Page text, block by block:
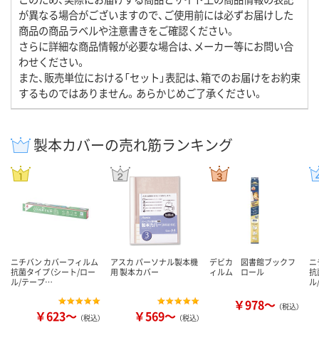
が異なる場合がございますので、ご使用前には必ずお届けした
商品の商品ラベルや注意書きをご確認ください。
さらに詳細な商品情報が必要な場合は、メーカー等にお問い合
わせください。
また、販売単位における「セット」表記は、箱でのお届けをお約束
するものではありません。あらかじめご了承ください。
製本カバーの売れ筋ランキング
ニチバン カバーフィルム
抗菌タイプ（シート/ロー
ル/テープ…
￥623～ （税込）
アスカ パーソナル製本機
用 製本カバー
￥569～ （税込）
デビカ 図書館ブックフ
ィルム ロール
￥978～ （税込）
抗